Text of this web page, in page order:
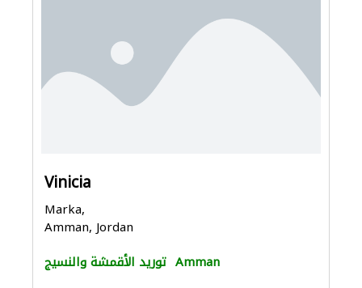
Vinicia
Marka,
Amman, Jordan
توريد الأقمشة والنسيج Amman